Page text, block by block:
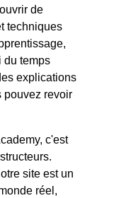
de
techniques
du temps
explications
pouvez revoir
c'est
site est un
réel,